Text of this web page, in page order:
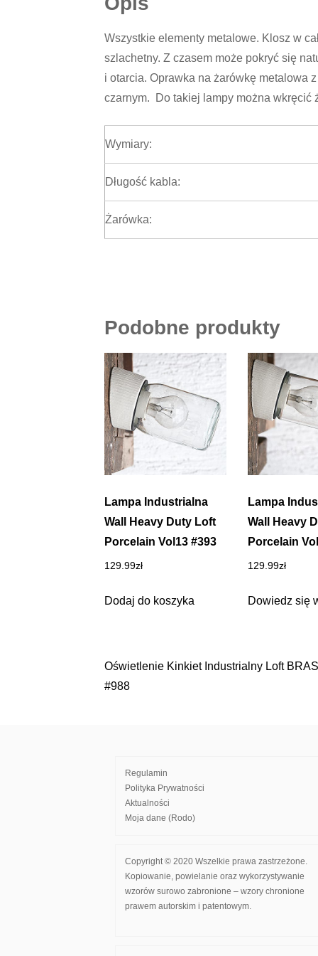
Wszystkie elementy metalowe. Klosz w
szlachetny. Z czasem może pokryć się
i otarcia. Oprawka na żarówkę metalowa
czarnym. Do takiej lampy można wkręcić
Wymiary:
Długość kabla:
Żarówka:
Podobne produkty
Lampa Industrialna
Wall Heavy Duty Loft
Porcelain Vol13 #393
129.99zł
Dodaj do koszyka
Lampa
Wall Heavy
Porcelain
129.99zł
Dowiedz się
Nawigacja
Oświetlenie Kinkiet Industrialny Loft
#988
Regulamin
Polityka Prywatności
Aktualności
Moja dane (Rodo)
Copyright © 2020 Wszelkie prawa zastrzeżone.
Kopiowanie, powielanie oraz wykorzystywanie
wzorów surowo zabronione – wzory chronione
prawem autorskim i patentowym.